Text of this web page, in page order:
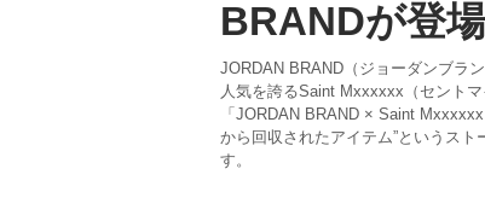
BRANDが登場
JORDAN BRAND（ジョーダンブラ
人気を誇るSaint Mxxxxxx（セント
「JORDAN BRAND × Saint
から回収されたアイテム”というス
す。